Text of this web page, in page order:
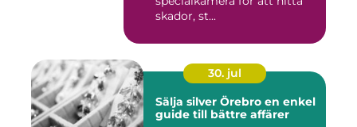
skador, st...
30. jul
Sälja silver Örebro en enkel
guide till bättre affärer